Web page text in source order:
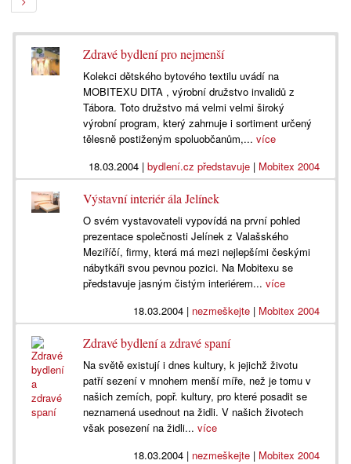
Zdravé bydlení pro nejmenší
Kolekci dětského bytového textilu uvádí na
MOBITEXU DITA , výrobní družstvo invalidů z
Tábora. Toto družstvo má velmi velmi široký
výrobní program, který zahrnuje i sortiment určený
tělesně postiženým spoluobčanům,...více
18.03.2004| bydlení.cz představuje| Mobitex 2004
Výstavní interiér ála Jelínek
O svém vystavovateli vypovídá na první pohled
prezentace společnosti Jelínek z Valašského
Meziříčí, firmy, která má mezi nejlepšími českými
nábytkáři svou pevnou pozici. Na Mobitexu se
představuje jasným čistým interiérem...více
18.03.2004| nezmeškejte| Mobitex 2004
Zdravé bydlení a zdravé spaní
Na světě existují i dnes kultury, k jejichž životu
patří sezení v mnohem menší míře, než je tomu v
našich zemích, popř. kultury, pro které posadit se
neznamená usednout na židli. V našich životech
však posezení na židli...více
18.03.2004| nezmeškejte| Mobitex 2004